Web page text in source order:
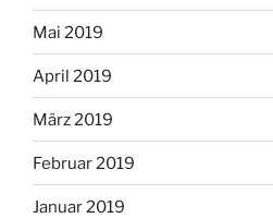
Mai 2019
April 2019
März 2019
Februar 2019
Januar 2019